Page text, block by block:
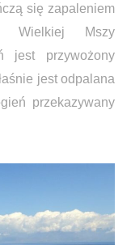
się zapaleniem
Wielkiej Mszy
jest przywożony
jest odpalana
przekazywany